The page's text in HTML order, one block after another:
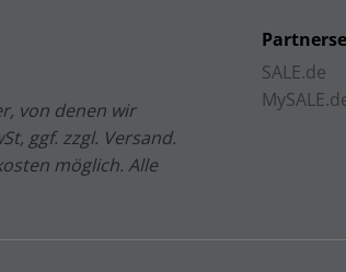
von denen wir
ggf. zzgl. Versand.
möglich. Alle
SALE.de